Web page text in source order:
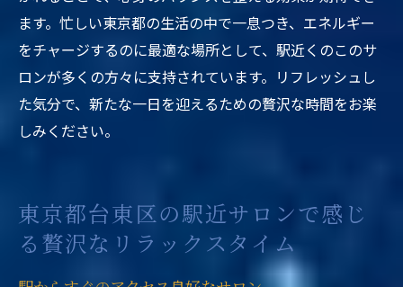
ます。忙しい東京都の生活の中で一息つき、エネルギー
をチャージするのに最適な場所として、駅近くのこのサ
ロンが多くの方々に支持されています。リフレッシュし
た気分で、新たな一日を迎えるための贅沢な時間をお楽
しみください。
東京都台東区の駅近サロンで感じ
る贅沢なリラックスタイム